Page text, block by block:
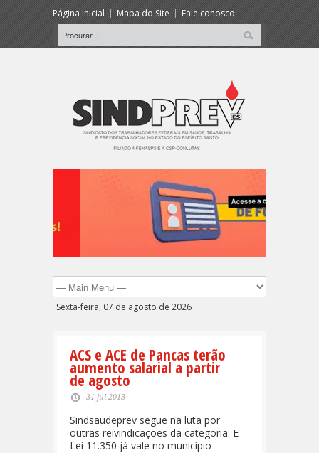
Página Inicial Mapa do Site Fale conosco
Sexta-feira, 07 de agosto de 2026
ACS e ACE de Pancas terão
aumento salarial a partir
de agosto
31 jul 2013
Sindsaudeprev segue na luta por
outras reivindicações da categoria. E
Lei 11.350 já vale no município